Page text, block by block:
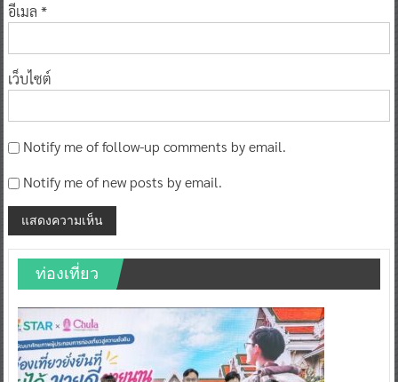
อีเมล *
เว็บไซต์
Notify me of follow-up comments by email.
Notify me of new posts by email.
ท่องเที่ยว